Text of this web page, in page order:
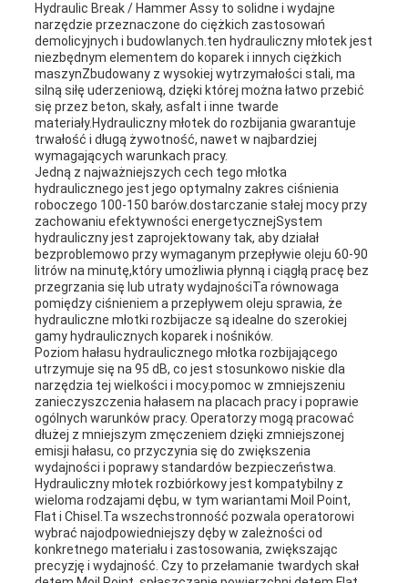
SITEMAP
PRIVACY
POLICY
Hydraulic Break / Hammer Assy to solidne i wydajne
narzędzie przeznaczone do ciężkich zastosowań
demolicyjnych i budowlanych.ten hydrauliczny młotek jest
niezbędnym elementem do koparek i innych ciężkich
maszynZbudowany z wysokiej wytrzymałości stali, ma
silną siłę uderzeniową, dzięki której można łatwo przebić
się przez beton, skały, asfalt i inne twarde
materiały.Hydrauliczny młotek do rozbijania gwarantuje
trwałość i długą żywotność, nawet w najbardziej
wymagających warunkach pracy.
Jedną z najważniejszych cech tego młotka
hydraulicznego jest jego optymalny zakres ciśnienia
roboczego 100-150 barów.dostarczanie stałej mocy przy
zachowaniu efektywności energetycznejSystem
hydrauliczny jest zaprojektowany tak, aby działał
bezproblemowo przy wymaganym przepływie oleju 60-90
litrów na minutę,który umożliwia płynną i ciągłą pracę bez
przegrzania się lub utraty wydajnościTa równowaga
pomiędzy ciśnieniem a przepływem oleju sprawia, że
hydrauliczne młotki rozbijacze są idealne do szerokiej
gamy hydraulicznych koparek i nośników.
Poziom hałasu hydraulicznego młotka rozbijającego
utrzymuje się na 95 dB, co jest stosunkowo niskie dla
narzędzia tej wielkości i mocy.pomoc w zmniejszeniu
zanieczyszczenia hałasem na placach pracy i poprawie
ogólnych warunków pracy. Operatorzy mogą pracować
dłużej z mniejszym zmęczeniem dzięki zmniejszonej
emisji hałasu, co przyczynia się do zwiększenia
wydajności i poprawy standardów bezpieczeństwa.
Hydrauliczny młotek rozbiórkowy jest kompatybilny z
wieloma rodzajami dębu, w tym wariantami Moil Point,
Flat i Chisel.Ta wszechstronność pozwala operatorowi
wybrać najodpowiedniejszy dęby w zależności od
konkretnego materiału i zastosowania, zwiększając
precyzję i wydajność. Czy to przełamanie twardych skał